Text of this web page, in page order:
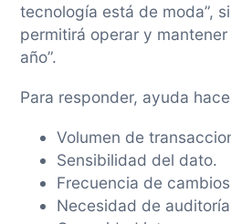
tecnología está de moda”,
permitirá operar y
año”.
Para responder, ayuda
Volumen de
Sensibilidad del dato.
Frecuencia de
Necesidad de